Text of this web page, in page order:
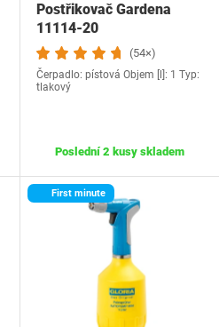
Postřikovač Gardena
11114-20
(54×)
Čerpadlo: pístová Objem [l]: 1 Typ:
tlakový
Poslední 2 kusy skladem
First minute